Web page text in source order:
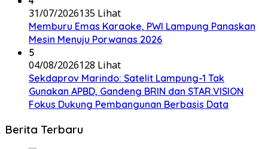
31/07/2026135 Lihat
Memburu Emas Karaoke, PWI Lampung Panaskan
Mesin Menuju Porwanas 2026
5
04/08/2026128 Lihat
Sekdaprov Marindo: Satelit Lampung-1 Tak
Gunakan APBD, Gandeng BRIN dan STAR.VISION
Fokus Dukung Pembangunan Berbasis Data
Berita Terbaru